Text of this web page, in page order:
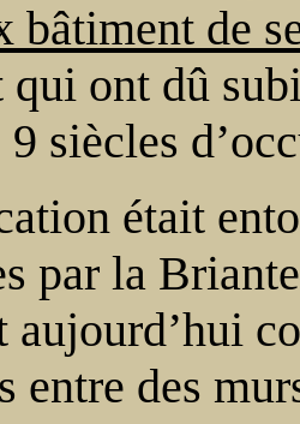
bâtiment de
qui ont dû
9 siècles
était
par la
aujourd’hui
entre des